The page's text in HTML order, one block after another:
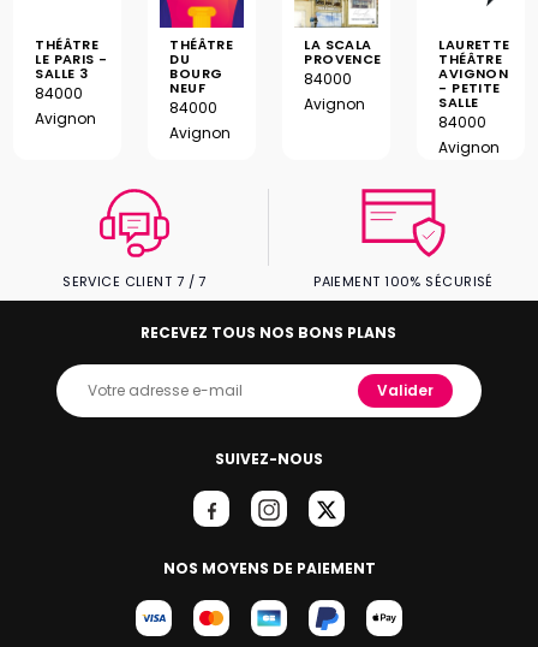
THÉÂTRE
LE PARIS -
SALLE 3
84000
Avignon
THÉÂTRE
DU
BOURG
NEUF
84000
Avignon
LA SCALA
PROVENCE
84000
Avignon
LAURETTE
THÉÂTRE
AVIGNON
- PETITE
SALLE
84000
Avignon
SERVICE CLIENT 7 / 7 PAIEMENT 100% SÉCURISÉ
SUIVEZ-NOUS
NOS MOYENS DE PAIEMENT
RECEVEZ TOUS NOS BONS PLANS
Valider